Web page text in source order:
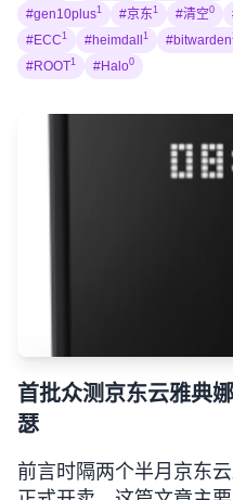
#gen10plus1 #京东 1 #清空0
#ECC 1 #heimdall 1 #bitwarden
#ROOT1 #Halo0
首批众测京东云雅典
瑟
前言时隔两个半月京东